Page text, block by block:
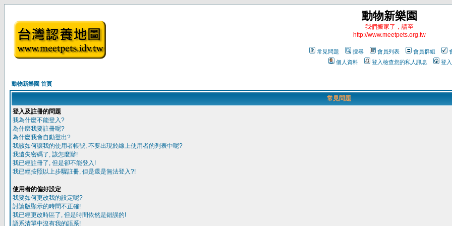
動物新樂園
我們搬家了，請至
http://www.meetpets.org.tw
常見問題 搜尋 會員列表 會員群組
個人資料
登入檢查您的私人訊息 登入
動物新樂園 首頁
常見問題
登入及註冊的問題
我為什麼不能登入?
為什麼我要註冊呢?
為什麼我會自動登出?
我該如何讓我的使用者帳號, 不要出現於線上使用者的列表中呢?
我遺失密碼了, 該怎麼辦!
我已經註冊了, 但是卻不能登入!
我已經按照以上步驟註冊, 但是還是無法登入?!
使用者的偏好設定
我要如何更改我的設定呢?
討論版顯示的時間不正確!
我已經更改時區了, 但是時間依然是錯誤的!
語系清單中沒有我的語系!